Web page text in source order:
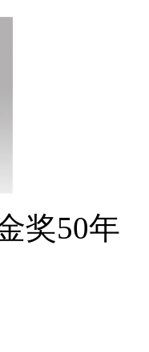
奖50年